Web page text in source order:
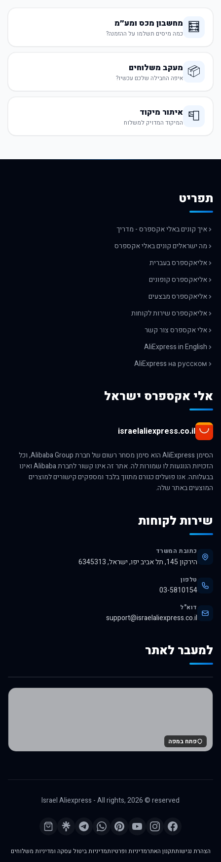
🧮 מחשבון מכס ומע״מ
כמה מיסים תשלמו על ההזמנה?
📦 מעקב משלוחים
איפה החבילה שלכם עכשיו?
📮 איתור מיקוד
המיקוד המדויק למשלוח
תפריט
איך קונים באלי אקספרס - מדריך
מה ישראלים קונים באלי אקספרס
אליאקספרס בעברית
אליאקספרס קופונים
אליאקספרס מבצעים
אליאקספרס שירות לקוחות
אלי אקספרס צור קשר
AliExpress in English
AliExpress на русском
אלי אקספרס ישראל
israelaliexpress.co.il
הסימן AliExpress הוא סימן מסחר רשום של חברת Alibaba Group, וכל
הזכויות הנוגעות לו שמורות לה. אתר זה אינו קשור לחברת Alibaba ואינו
בבעלותה. אנו פועלים כגורם מתווך בלבד ומספקים קישורים למוצרים
המוצעים באתר שלה.
שירות לקוחות
כתובת המשרד
הירקון 145, תל אביב יפו, ישראל, 6345313
טלפון
03-5810154
דוא"ל
support@israelaliexpress.co.il
למעבר לאתר
לרכישה באלי אקספרס
פתח במפה
Israel Aliexpress - All rights,2026© reserved
הצהרת נגישותתקנון האתרמדיניות ופרטיותמדיניות ביטול עסקה ומדיניות משלוחים